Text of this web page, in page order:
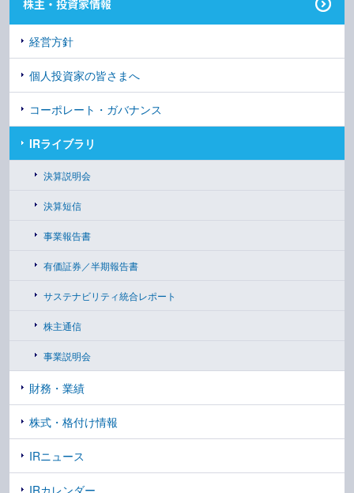
株主・投資家情報
経営方針
個人投資家の皆さまへ
コーポレート・ガバナンス
IRライブラリ
決算説明会
決算短信
事業報告書
有価証券／半期報告書
サステナビリティ統合レポート
株主通信
事業説明会
財務・業績
株式・格付け情報
IRニュース
IRカレンダー